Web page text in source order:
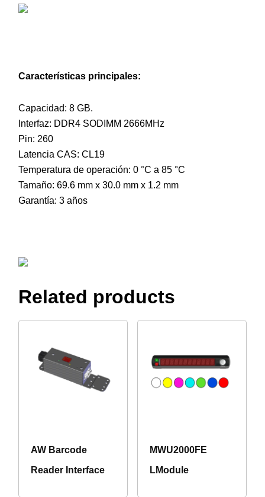
Características principales:
Capacidad: 8 GB.
Interfaz: DDR4 SODIMM 2666MHz
Pin: 260
Latencia CAS: CL19
Temperatura de operación: 0 °C a 85 °C
Tamaño: 69.6 mm x 30.0 mm x 1.2 mm
Garantía: 3 años
Related products
AW Barcode
Reader Interface
MWU2000FE
LModule